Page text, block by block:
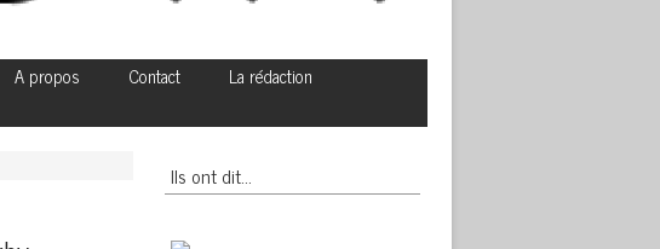
A propos Contact
La rédaction
Ils ont dit…